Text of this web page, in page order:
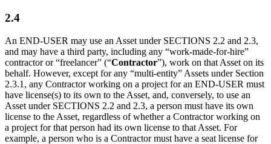
2.4
An END-USER may use an Asset under SECTIONS 2.2 and 2.3,
and may have a third party, including any “work-made-for-hire”
contractor or “freelancer” (“Contractor”), work on that Asset on its
behalf. However, except for any “multi-entity” Assets under Section
2.3.1, any Contractor working on a project for an END-USER must
have license(s) to its own to the Asset, and, conversely, to use an
Asset under SECTIONS 2.2 and 2.3, a person must have its own
license to the Asset, regardless of whether a Contractor working on
a project for that person had its own license to that Asset. For
example, a person who is a Contractor must have a seat license for